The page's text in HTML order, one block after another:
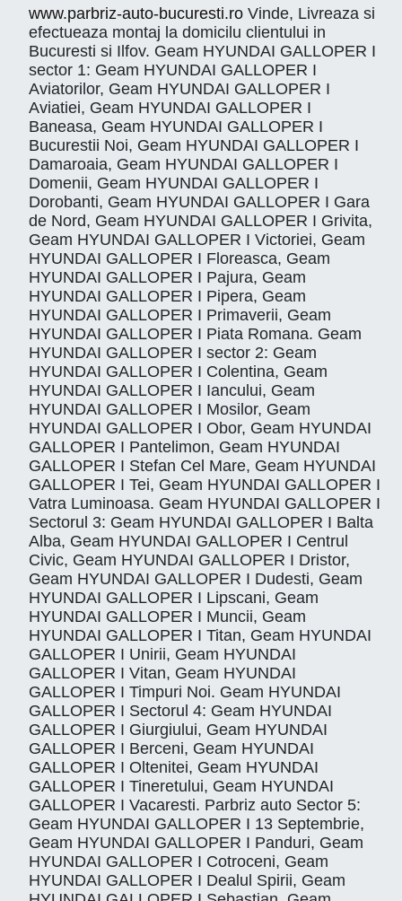
www.parbriz-auto-bucuresti.ro Vinde, Livreaza si
efectueaza montaj la domicilu clientului in
Bucuresti si Ilfov. Geam HYUNDAI GALLOPER I
sector 1: Geam HYUNDAI GALLOPER I
Aviatorilor, Geam HYUNDAI GALLOPER I
Aviatiei, Geam HYUNDAI GALLOPER I
Baneasa, Geam HYUNDAI GALLOPER I
Bucurestii Noi, Geam HYUNDAI GALLOPER I
Damaroaia, Geam HYUNDAI GALLOPER I
Domenii, Geam HYUNDAI GALLOPER I
Dorobanti, Geam HYUNDAI GALLOPER I Gara
de Nord, Geam HYUNDAI GALLOPER I Grivita,
Geam HYUNDAI GALLOPER I Victoriei, Geam
HYUNDAI GALLOPER I Floreasca, Geam
HYUNDAI GALLOPER I Pajura, Geam
HYUNDAI GALLOPER I Pipera, Geam
HYUNDAI GALLOPER I Primaverii, Geam
HYUNDAI GALLOPER I Piata Romana. Geam
HYUNDAI GALLOPER I sector 2: Geam
HYUNDAI GALLOPER I Colentina, Geam
HYUNDAI GALLOPER I Iancului, Geam
HYUNDAI GALLOPER I Mosilor, Geam
HYUNDAI GALLOPER I Obor, Geam HYUNDAI
GALLOPER I Pantelimon, Geam HYUNDAI
GALLOPER I Stefan Cel Mare, Geam HYUNDAI
GALLOPER I Tei, Geam HYUNDAI GALLOPER I
Vatra Luminoasa. Geam HYUNDAI GALLOPER I
Sectorul 3: Geam HYUNDAI GALLOPER I Balta
Alba, Geam HYUNDAI GALLOPER I Centrul
Civic, Geam HYUNDAI GALLOPER I Dristor,
Geam HYUNDAI GALLOPER I Dudesti, Geam
HYUNDAI GALLOPER I Lipscani, Geam
HYUNDAI GALLOPER I Muncii, Geam
HYUNDAI GALLOPER I Titan, Geam HYUNDAI
GALLOPER I Unirii, Geam HYUNDAI
GALLOPER I Vitan, Geam HYUNDAI
GALLOPER I Timpuri Noi. Geam HYUNDAI
GALLOPER I Sectorul 4: Geam HYUNDAI
GALLOPER I Giurgiului, Geam HYUNDAI
GALLOPER I Berceni, Geam HYUNDAI
GALLOPER I Oltenitei, Geam HYUNDAI
GALLOPER I Tineretului, Geam HYUNDAI
GALLOPER I Vacaresti. Parbriz auto Sector 5:
Geam HYUNDAI GALLOPER I 13 Septembrie,
Geam HYUNDAI GALLOPER I Panduri, Geam
HYUNDAI GALLOPER I Cotroceni, Geam
HYUNDAI GALLOPER I Dealul Spirii, Geam